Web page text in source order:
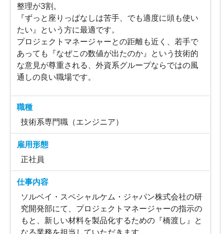
整理が3割。
『ずっと座りっぱなしは苦手、でも適度に頭も使い
たい』という方に最適です。
プロジェクトマネージャーとの距離も近く、若手で
あっても『なぜこの数値が出たのか』という技術的
な意見が尊重される、外資系グループならではの風
通しの良い職場です。
職種
技術系専門職（エンジニア）
雇用形態
正社員
仕事内容
ソルベイ・スペシャルケム・ジャパン株式会社の研
究開発部にて、プロジェクトマネージャーの指示の
もと、新しい材料を製品化するための『橋渡し』と